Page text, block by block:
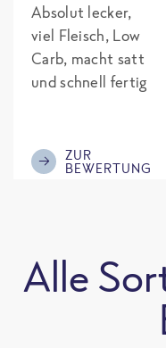
Absolut lecker,
viel Fleisch, Low
Carb, macht satt
und schnell fertig
ZUR
BEWERTUNG
Alle